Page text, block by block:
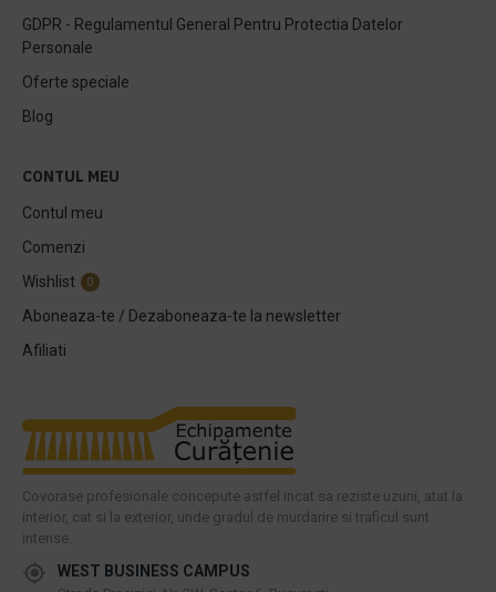
GDPR - Regulamentul General Pentru Protectia Datelor
Personale
Oferte speciale
Blog
CONTUL MEU
Contul meu
Comenzi
Wishlist
0
Aboneaza-te / Dezaboneaza-te la newsletter
Afiliati
Covorase profesionale concepute astfel incat sa reziste uzurii, atat la
interior, cat si la exterior, unde gradul de murdarire si traficul sunt
intense.
WEST BUSINESS CAMPUS